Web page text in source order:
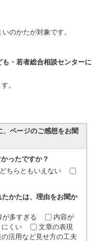
のかたが対象です。
・若者総合相談センターに
。
、ページのご感想をお聞
ったですか？
ちらともいえない
かたは、理由をお聞か
が多すぎる
内容が
にくい
文章の表現
活用など見せ方の工夫